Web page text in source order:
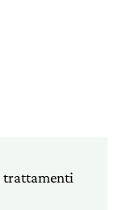
trattamenti